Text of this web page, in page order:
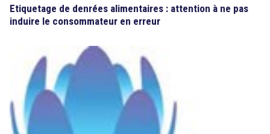
Etiquetage de denrées alimentaires : attention à ne pas
induire le consommateur en erreur